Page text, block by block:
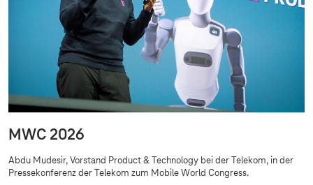
MWC 2026
Abdu Mudesir, Vorstand Product & Technology bei der Telekom, in der
Pressekonferenz der Telekom zum Mobile World Congress.